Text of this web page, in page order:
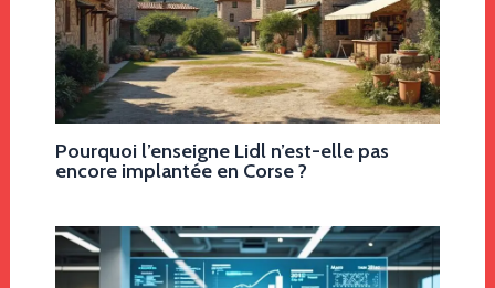
Pourquoi l’enseigne Lidl n’est-elle pas
encore implantée en Corse ?